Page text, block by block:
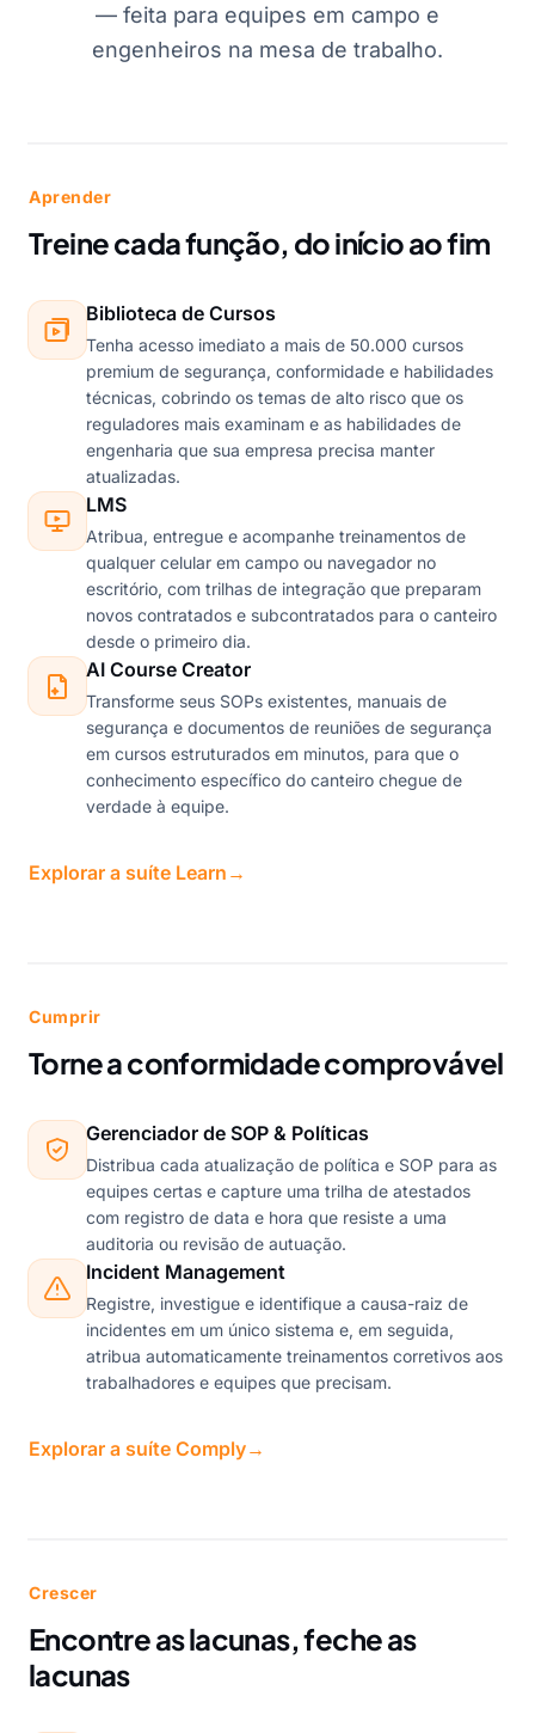
— feita para equipes em campo e
engenheiros na mesa de trabalho.
Aprender
Treine cada função, do início ao fim
Biblioteca de Cursos
Tenha acesso imediato a mais de 50.000 cursos
premium de segurança, conformidade e habilidades
técnicas, cobrindo os temas de alto risco que os
reguladores mais examinam e as habilidades de
engenharia que sua empresa precisa manter
atualizadas.
LMS
Atribua, entregue e acompanhe treinamentos de
qualquer celular em campo ou navegador no
escritório, com trilhas de integração que preparam
novos contratados e subcontratados para o canteiro
desde o primeiro dia.
AI Course Creator
Transforme seus SOPs existentes, manuais de
segurança e documentos de reuniões de segurança
em cursos estruturados em minutos, para que o
conhecimento específico do canteiro chegue de
verdade à equipe.
Explorar a suíte Learn →
Cumprir
Torne a conformidade comprovável
Gerenciador de SOP & Políticas
Distribua cada atualização de política e SOP para as
equipes certas e capture uma trilha de atestados
com registro de data e hora que resiste a uma
auditoria ou revisão de autuação.
Incident Management
Registre, investigue e identifique a causa-raiz de
incidentes em um único sistema e, em seguida,
atribua automaticamente treinamentos corretivos aos
trabalhadores e equipes que precisam.
Explorar a suíte Comply→
Crescer
Encontre as lacunas, feche as
lacunas